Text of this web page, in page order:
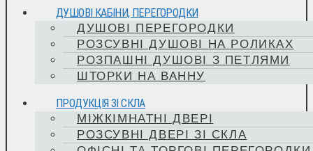
ДУШОВІ КАБІНИ, ПЕРЕГОРОДКИ
ДУШОВІ ПЕРЕГОРОДКИ
РОЗСУВНІ ДУШОВІ НА РОЛИКАХ
РОЗПАШНІ ДУШОВІ З ПЕТЛЯМИ
ШТОРКИ НА ВАННУ
ПРОДУКЦІЯ ЗІ СКЛА
МІЖКІМНАТНІ ДВЕРІ
РОЗСУВНІ ДВЕРІ ЗІ СКЛА